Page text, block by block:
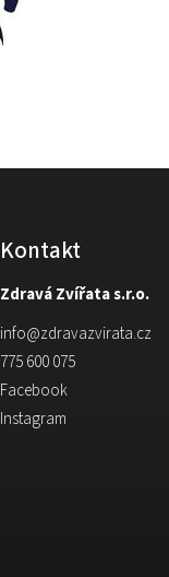
Kontakt
Zdravá Zvířata s.r.o.
info@zdravazvirata.cz
775 600 075
Facebook
Instagram